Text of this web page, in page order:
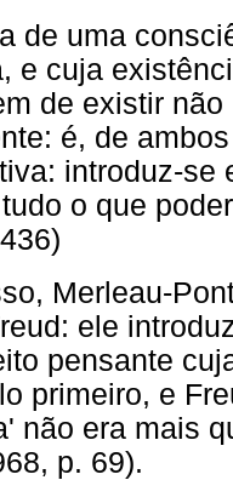
de uma
e cuja
de existir
é, de
introduz-se
o que
Merleau-
ele
pensante
primeiro, e
não era mais
p. 69).